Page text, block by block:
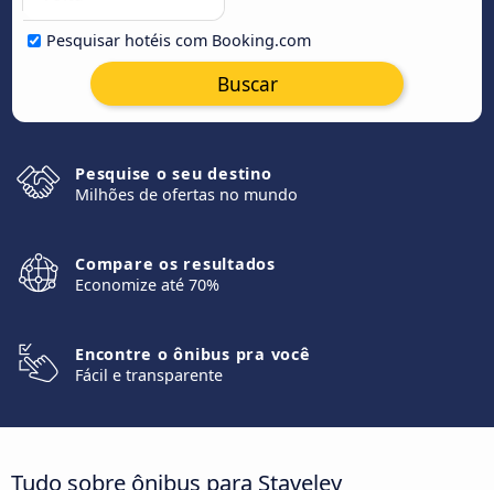
Pesquisar hotéis com Booking.com
Buscar
Pesquise o seu destino
Milhões de ofertas no mundo
Compare os resultados
Economize até 70%
Encontre o ônibus pra você
Fácil e transparente
Tudo sobre ônibus para Staveley